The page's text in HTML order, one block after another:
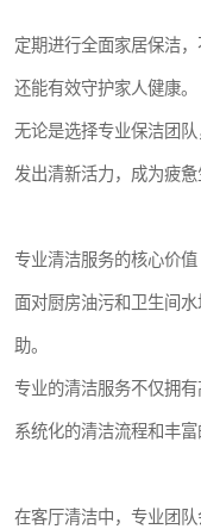
定期进行全面家居保洁
还能有效守护家人健康。
无论是选择专业保洁团
发出清新活力，成为疲惫
专业清洁服务的核心价值
面对厨房油污和卫生间
助。
专业的清洁服务不仅拥
系统化的清洁流程和丰富
在客厅清洁中，专业团